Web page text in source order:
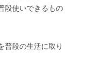
段使いできるもの
普段の生活に取り